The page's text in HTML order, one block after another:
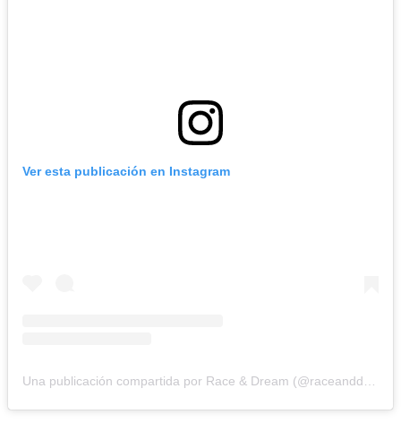
Ver esta publicación en Instagram